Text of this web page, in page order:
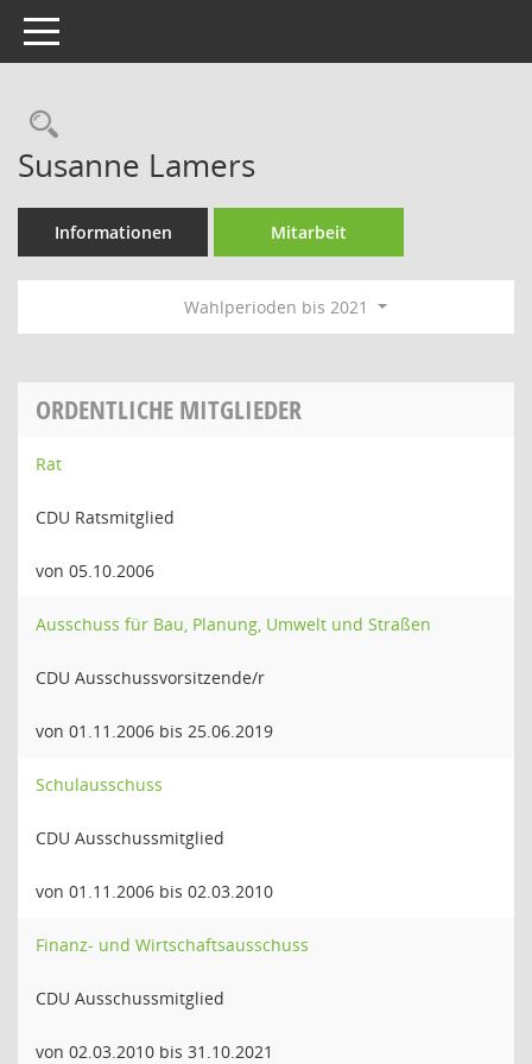
Toggle navigation
Rechercheauswahl
Susanne Lamers
Informationen Mitarbeit
Wahlperioden bis 2021
ORDENTLICHE MITGLIEDER
Rat
CDU Ratsmitglied
von 05.10.2006
Ausschuss für Bau, Planung, Umwelt und Straßen
CDU Ausschussvorsitzende/r
von 01.11.2006 bis 25.06.2019
Schulausschuss
CDU Ausschussmitglied
von 01.11.2006 bis 02.03.2010
Finanz- und Wirtschaftsausschuss
CDU Ausschussmitglied
von 02.03.2010 bis 31.10.2021